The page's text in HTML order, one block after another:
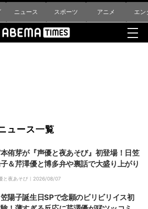
ニュース スポーツ アニメ エン
ュース一覧
侑芽が『声優と夜あそび』初登場！日笠
＆芹澤優と博多弁や裏話で大盛り上がり
と夜あそび｜ 2026/08/07
陽子誕生日SPで念願のビリビリイス初